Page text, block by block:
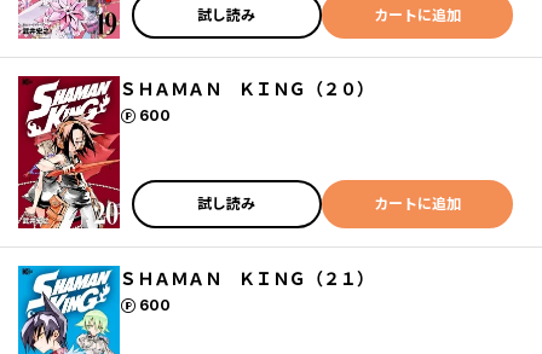
試し読み カートに追加
ＳＨＡＭＡＮ ＫＩＮＧ（２０）
600
ポイント
試し読み カートに追加
ＳＨＡＭＡＮ ＫＩＮＧ（２１）
600
ポイント